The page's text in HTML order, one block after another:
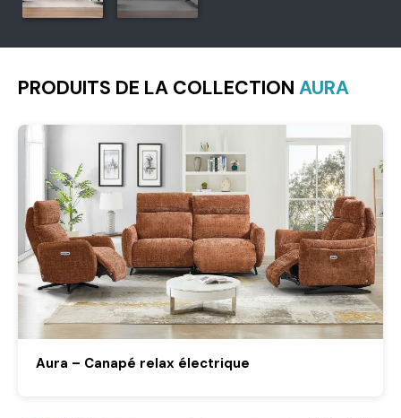
PRODUITS DE LA COLLECTION AURA
Aura – Canapé relax électrique